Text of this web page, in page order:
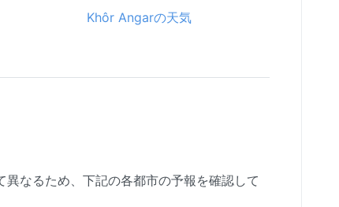
Khôr Angarの天気
なるため、下記の各都市の予報を確認して